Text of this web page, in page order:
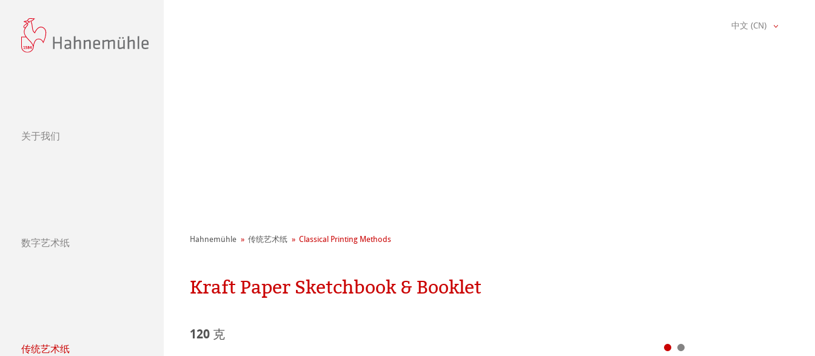
关于我们
社会项目——绿色公鸡 - Green Rooster
纸张&品质
数字艺术纸
哑光面艺术纸 平滑面
亮光面艺术纸
哈内姆勒Photo系列
FAQ 常见问题-数字艺术
Hahnemühle Excellence Program
认证工作室
传统艺术纸
中文 (CN)
Hahnemühle 传统艺术纸 Classical Printing Methods
Kraft Paper Sketchbook & Booklet
120 克